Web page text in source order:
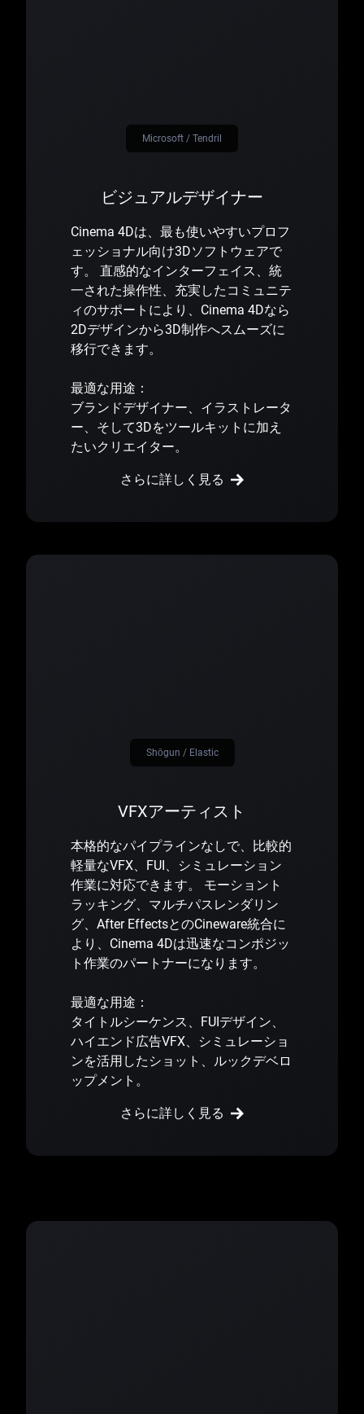
ビジュアルデザイナー
Cinema 4Dは、最も使いやすいプロフ
ェッショナル向け3Dソフトウェアで
す。 直感的なインターフェイス、統
一された操作性、充実したコミュニテ
ィのサポートにより、Cinema 4Dなら
2Dデザインから3D制作へスムーズに
移行できます。
最適な用途：
ブランドデザイナー、イラストレータ
ー、そして3Dをツールキットに加え
たいクリエイター。
さらに詳しく見る
Microsoft / Tendril
VFXアーティスト
本格的なパイプラインなしで、比較的
軽量なVFX、FUI、シミュレーション
作業に対応できます。 モーショント
ラッキング、マルチパスレンダリン
グ、After EffectsとのCineware統合に
より、Cinema 4Dは迅速なコンポジッ
ト作業のパートナーになります。
最適な用途：
タイトルシーケンス、FUIデザイン、
ハイエンド広告VFX、シミュレーショ
ンを活用したショット、ルックデベロ
ップメント。
さらに詳しく見る
Shōgun / Elastic